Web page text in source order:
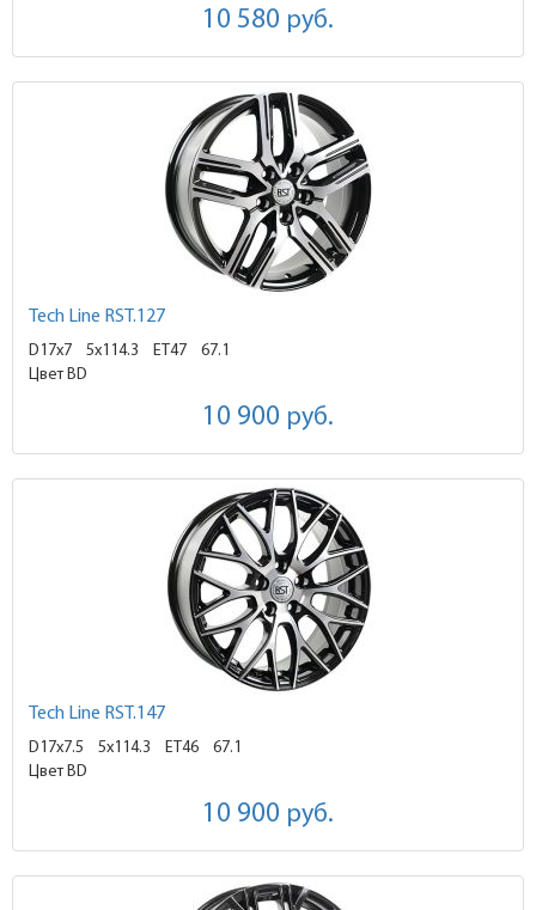
10 580 руб.
Tech Line RST.127
D17x7 5x114.3 ET47
67.1
Цвет BD
10 900 руб.
Tech Line RST.147
D17x7.5 5x114.3 ET46
67.1
Цвет BD
10 900 руб.